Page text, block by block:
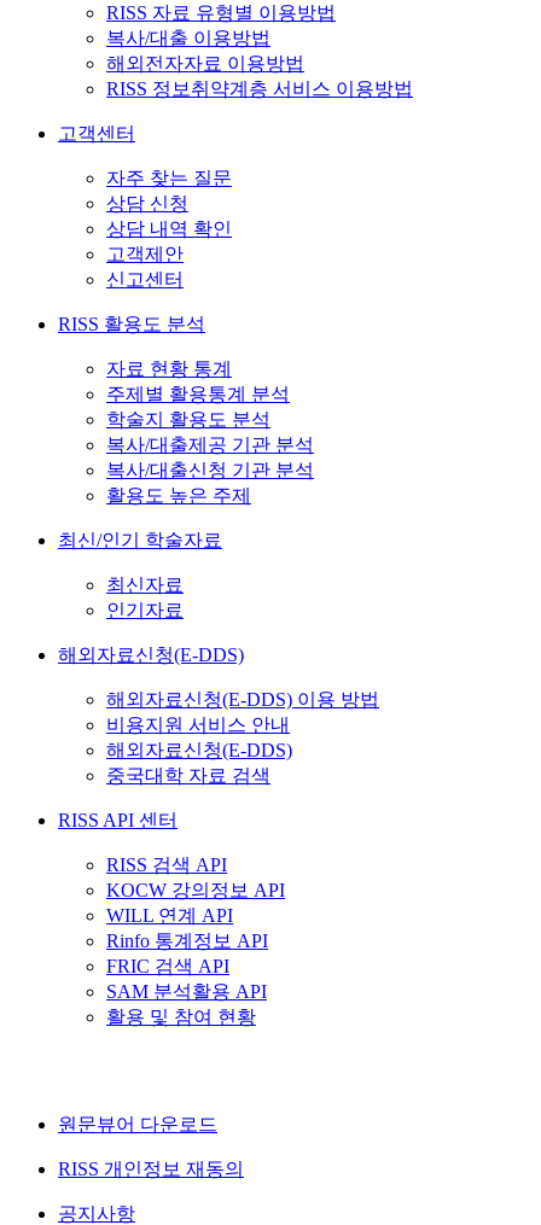
RISS 자료 유형별 이용방법
복사/대출 이용방법
해외전자자료 이용방법
RISS 정보취약계층 서비스 이용방법
고객센터
자주 찾는 질문
상담 신청
상담 내역 확인
고객제안
신고센터
RISS 활용도 분석
자료 현황 통계
주제별 활용통계 분석
학술지 활용도 분석
복사/대출제공 기관 분석
복사/대출신청 기관 분석
활용도 높은 주제
최신/인기 학술자료
최신자료
인기자료
해외자료신청(E-DDS)
해외자료신청(E-DDS) 이용 방법
비용지원 서비스 안내
해외자료신청(E-DDS)
중국대학 자료 검색
RISS API 센터
RISS 검색 API
KOCW 강의정보 API
WILL 연계 API
Rinfo 통계정보 API
FRIC 검색 API
SAM 분석활용 API
활용 및 참여 현황
원문뷰어 다운로드
RISS 개인정보 재동의
공지사항